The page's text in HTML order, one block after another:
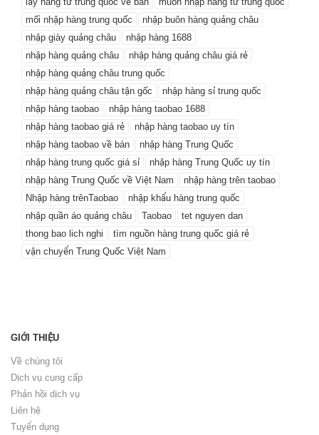
mối nhập hàng trung quốc
nhập buôn hàng quảng châu
nhập giày quảng châu
nhập hàng 1688
nhập hàng quảng châu
nhập hàng quảng châu giá rẻ
nhập hàng quảng châu trung quốc
nhập hàng quảng châu tận gốc
nhập hàng sỉ trung quốc
nhập hàng taobao
nhập hàng taobao 1688
nhập hàng taobao giá rẻ
nhập hàng taobao uy tín
nhập hàng taobao về bán
nhập hàng Trung Quốc
nhập hàng trung quốc giá sỉ
nhập hàng Trung Quốc uy tín
nhập hàng Trung Quốc về Việt Nam
nhập hàng trên taobao
Nhập hàng trênTaobao
nhập khẩu hàng trung quốc
nhập quần áo quảng châu
Taobao
tet nguyen dan
thong bao lich nghi
tìm nguồn hàng trung quốc giá rẻ
vận chuyển Trung Quốc Việt Nam
GIỚI THIỆU
Về chúng tôi
Dịch vụ cung cấp
Phản hồi dịch vụ
Liên hệ
Tuyển dụng